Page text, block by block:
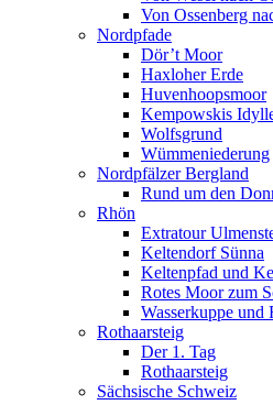
Von Ossenberg
Nordpfade
Dör’t Moor
Haxloher Erde
Huvenhoopsmoor
Kempowskis
Wolfsgrund
Wümmeniederung
Nordpfälzer Bergland
Rund um den
Rhön
Extratour
Keltendorf Sünna
Keltenpfad und
Rotes Moor zum
Wasserkuppe und
Rothaarsteig
Der 1. Tag
Rothaarsteig
Sächsische Schweiz